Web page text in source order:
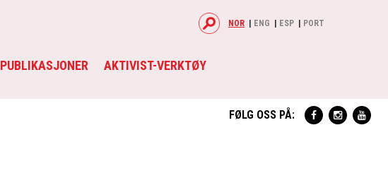
PUBLIKASJONER AKTIVIST-VERKTØY
NOR ENG ESP PORT
FØLG OSS PÅ: